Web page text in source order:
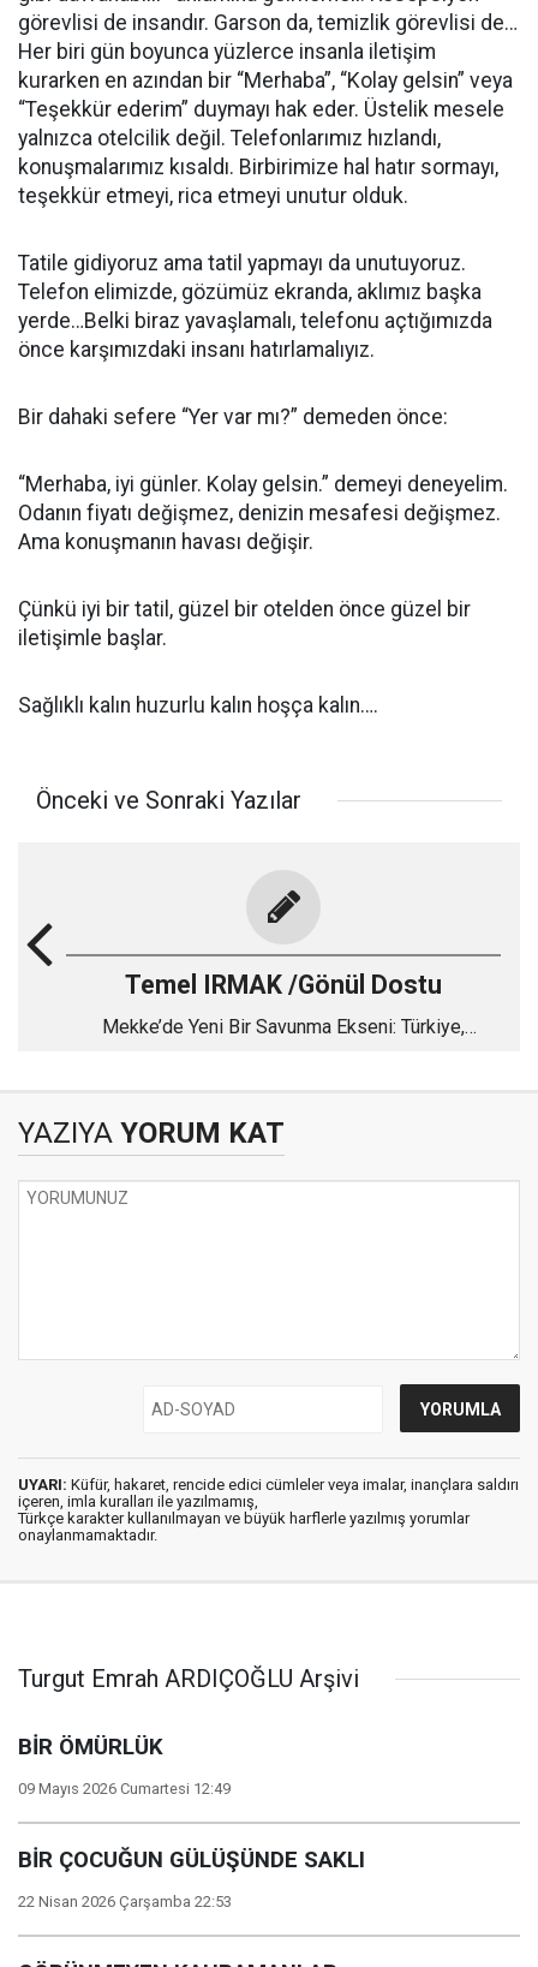
görevlisi de insandır. Garson da, temizlik görevlisi de…
Her biri gün boyunca yüzlerce insanla iletişim
kurarken en azından bir “Merhaba”, “Kolay gelsin” veya
“Teşekkür ederim” duymayı hak eder. Üstelik mesele
yalnızca otelcilik değil. Telefonlarımız hızlandı,
konuşmalarımız kısaldı. Birbirimize hal hatır sormayı,
teşekkür etmeyi, rica etmeyi unutur olduk.
Tatile gidiyoruz ama tatil yapmayı da unutuyoruz.
Telefon elimizde, gözümüz ekranda, aklımız başka
yerde…Belki biraz yavaşlamalı, telefonu açtığımızda
önce karşımızdaki insanı hatırlamalıyız.
Bir dahaki sefere “Yer var mı?” demeden önce:
“Merhaba, iyi günler. Kolay gelsin.” demeyi deneyelim.
Odanın fiyatı değişmez, denizin mesafesi değişmez.
Ama konuşmanın havası değişir.
Çünkü iyi bir tatil, güzel bir otelden önce güzel bir
iletişimle başlar.
Sağlıklı kalın huzurlu kalın hoşça kalın….
Önceki ve Sonraki Yazılar
Temel IRMAK /Gönül Dostu
Mekke’de Yeni Bir Savunma Ekseni: Türkiye,
YAZIYA YORUM KAT
UYARI: Küfür, hakaret, rencide edici cümleler veya imalar, inançlara saldırı
içeren, imla kuralları ile yazılmamış,
Türkçe karakter kullanılmayan ve büyük harflerle yazılmış yorumlar
onaylanmamaktadır.
Turgut Emrah ARDIÇOĞLU Arşivi
BİR ÖMÜRLÜK
09 Mayıs 2026 Cumartesi 12:49
BİR ÇOCUĞUN GÜLÜŞÜNDE SAKLI
22 Nisan 2026 Çarşamba 22:53